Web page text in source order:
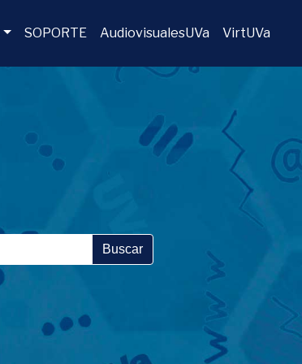
SOPORTE AudiovisualesUVa VirtUVa
Buscar